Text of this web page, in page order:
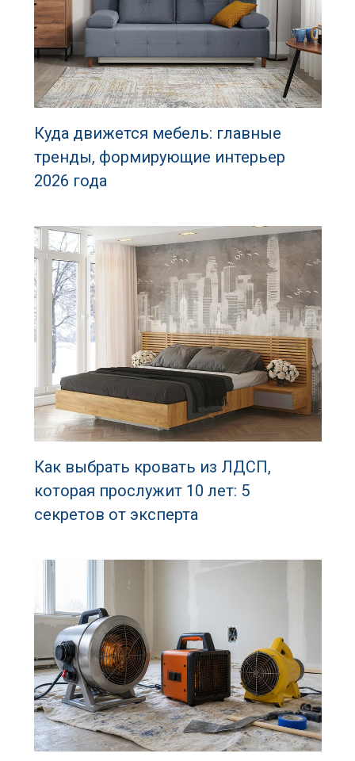
Куда движется мебель: главные
тренды, формирующие интерьер
2026 года
Как выбрать кровать из ЛДСП,
которая прослужит 10 лет: 5
секретов от эксперта